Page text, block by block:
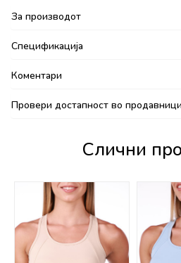
За производот
Спецификација
Коментари
Провери достапност во
Слични